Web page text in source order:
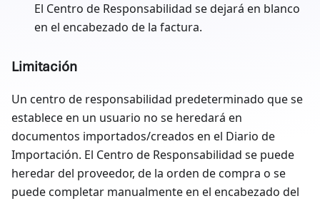
El Centro de Responsabilidad se dejará en blanco
en el encabezado de la factura.
Limitación
Un centro de responsabilidad predeterminado que se
establece en un usuario no se heredará en
documentos importados/creados en el Diario de
Importación. El Centro de Responsabilidad se puede
heredar del proveedor, de la orden de compra o se
puede completar manualmente en el encabezado del